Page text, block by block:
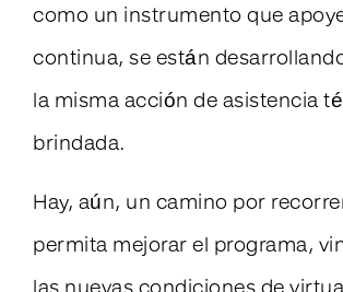
como un instrumento que
continua, se están
la misma acción de asistencia
brindada.
Hay, aún, un camino por
permita mejorar el programa,